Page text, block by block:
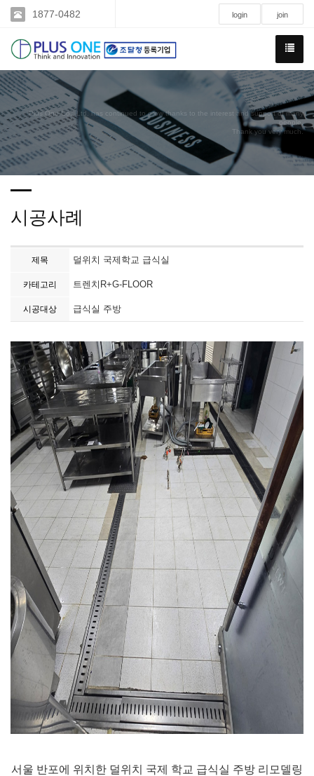
1877-0482 login join
Plus One Co., Ltd. has continued to grow thanks to the interest and support of many
people.
Thank you very much.
시공사례
제목 덜위치 국제학교 급식실
카테고리 트렌치R+G-FLOOR
시공대상 급식실 주방
서울 반포에 위치한 덜위치 국제 학교 급식실 주방 리모델링